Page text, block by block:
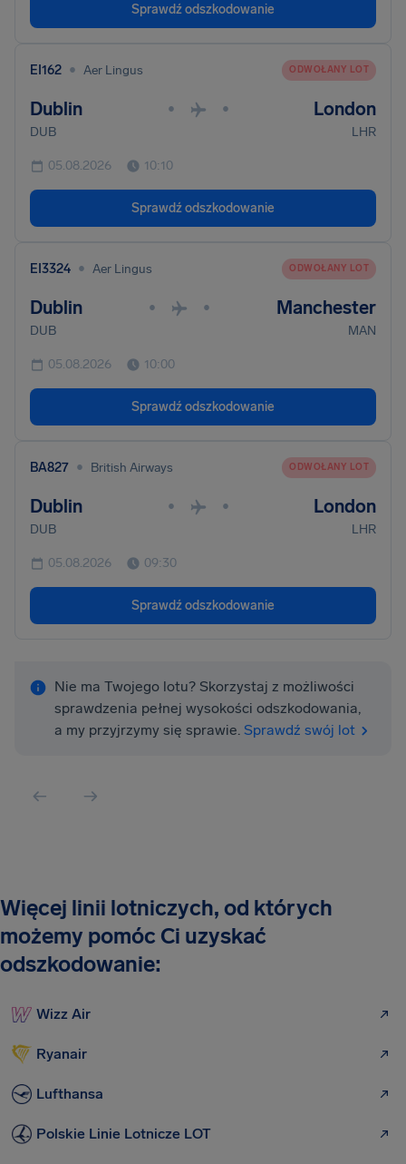
Sprawdź odszkodowanie
EI162 • Aer Lingus ODWOŁANY LOT
Dublin • • London
DUB LHR
05.08.2026 10:10
Sprawdź odszkodowanie
EI3324 • Aer Lingus ODWOŁANY LOT
Dublin • • Manchester
DUB MAN
05.08.2026 10:00
Sprawdź odszkodowanie
BA827 • British Airways ODWOŁANY LOT
Dublin • • London
DUB LHR
05.08.2026 09:30
Sprawdź odszkodowanie
Nie ma Twojego lotu? Skorzystaj z możliwości
sprawdzenia pełnej wysokości odszkodowania,
a my przyjrzymy się sprawie. Sprawdź swój lot
Więcej linii lotniczych, od których
możemy pomóc Ci uzyskać
odszkodowanie:
Wizz Air
Ryanair
Lufthansa
Polskie Linie Lotnicze LOT